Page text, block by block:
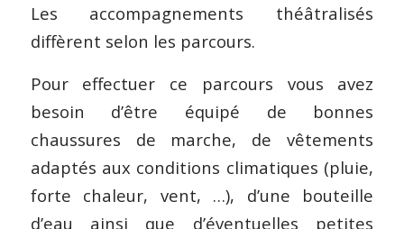
Les accompagnements théâtralisés
diffèrent selon les parcours.
Pour effectuer ce parcours vous avez
besoin d’être équipé de bonnes
chaussures de marche, de vêtements
adaptés aux conditions climatiques (pluie,
forte chaleur, vent, …), d’une bouteille
d’eau ainsi que d’éventuelles petites